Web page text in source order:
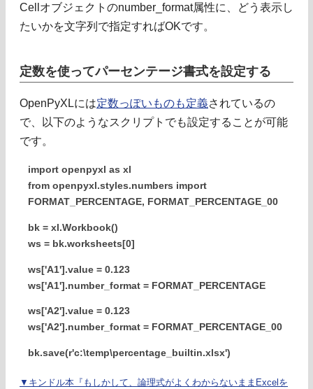
Cellオブジェクトのnumber_format属性に、どう表示し
たいかを文字列で指定すればOKです。
定数を使ってパーセンテージ書式を設定する
OpenPyXLには定数っぽいものも定義されているの
で、以下のようなスクリプトでも設定することが可能
です。
import openpyxl as xl
from openpyxl.styles.numbers import
FORMAT_PERCENTAGE, FORMAT_PERCENTAGE_00
bk = xl.Workbook()
ws = bk.worksheets[0]
ws['A1'].value = 0.123
ws['A1'].number_format = FORMAT_PERCENTAGE
ws['A2'].value = 0.123
ws['A2'].number_format = FORMAT_PERCENTAGE_00
bk.save(r'c:\temp\percentage_builtin.xlsx')
▼キンドル本『もしかして、論理式がよくわからないままExcelを